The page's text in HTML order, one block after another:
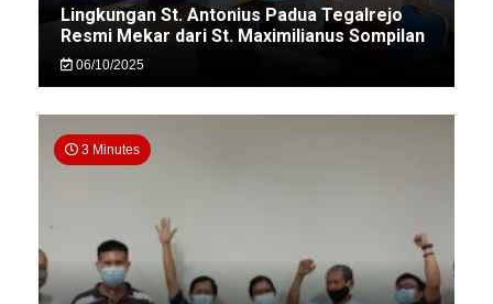
Lingkungan St. Antonius Padua Tegalrejo
Resmi Mekar dari St. Maximilianus Sompilan
06/10/2025
3 Minutes